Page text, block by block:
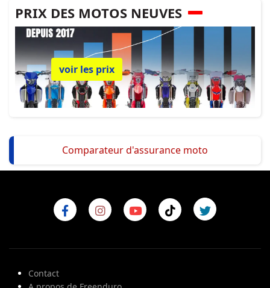
PRIX DES MOTOS NEUVES
voir les prix
Comparateur d'assurance moto
Contact